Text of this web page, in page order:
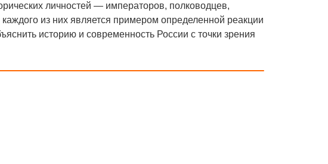
личностей — императоров, полководцев,
из них является примером определенной реакции
историю и современность России с точки зрения